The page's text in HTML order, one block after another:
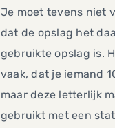
Je moet tevens niet
dat de opslag het
gebruikte opslag is.
vaak, dat je iemand
maar deze letterlijk
gebruikt met een